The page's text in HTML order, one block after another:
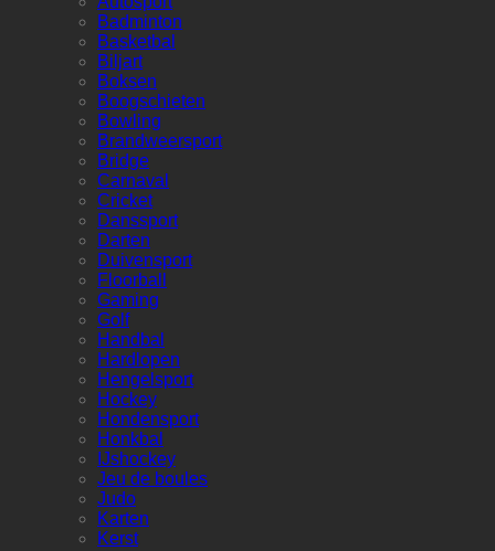
Badminton
Basketbal
Biljart
Boksen
Boogschieten
Bowling
Brandweersport
Bridge
Carnaval
Cricket
Danssport
Darten
Duivensport
Floorball
Gaming
Golf
Handbal
Hardlopen
Hengelsport
Hockey
Hondensport
Honkbal
IJshockey
Jeu de boules
Judo
Karten
Kerst